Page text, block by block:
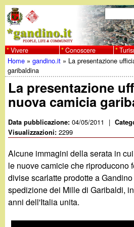
al
contenuto
principale
w
w
w
.
g
a
n
F
o
r
m
d
r
i
c
r
C
e
r
c
a
Vivere Conoscere
Tu
sei
qui
Home »gandino.it » La presentazione
garibaldina
La presentazione
nuova camicia
Data pubblicazione:04/05/2011 |
Visualizzazioni:2299
Alcune immagini della serata in
le nuove camicie che riproducono
divise scarlatte prodotte a
spedizione dei Mille di Garibaldi,
anni dell'Italia unita.